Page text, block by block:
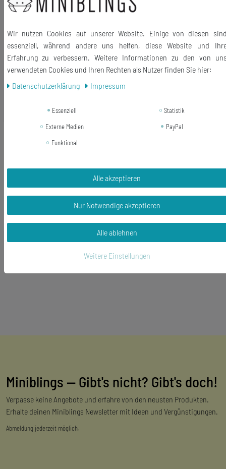
Material Karabiner: Metall, versilbert
Größe des Anhängers: 18mm
Lieferumfang: 1 Anhänger mit Karabiner
Regenschirm Ohrringe Miniblings
Hänger Sonnenschirm Schirm
21,59 € *
1Paar
In den Warenkorb
*inkl. ges. MwSt.zzgl.Versandkosten
Miniblings — Gibt's nicht? Gibt's doch!
Verpasse keine Angebote und erfahre von den neusten Produkten.
Erhalte deinen Miniblings Newsletter mit Ideen und Vergünstigungen.
Abmeldung jederzeit möglich.
Wir nutzen Cookies auf unserer Website. Einige von diesen
essenziell, während andere uns helfen, diese Website und
Erfahrung zu verbessern. Weitere Informationen zu den von
verwendeten Cookies und Ihren Rechten als Nutzer finden Sie hier:
Daten­schutz­erklärung
Impressum
Essenziell
Statistik
Externe Medien
PayPal
Funktional
Alle akzeptieren
Nur Notwendige akzeptieren
Alle ablehnen
Weitere Einstellungen